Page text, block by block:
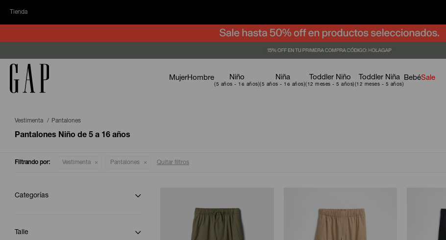
Tienda
MujerHombre Niño Niña Toddler Niño Toddler Niña BebéSale
Vestimenta Pantalones
Pantalones Niño de 5 a 16 años
Filtrando por: Vestimenta Pantalones Quitar filtros
Categorías
Talle